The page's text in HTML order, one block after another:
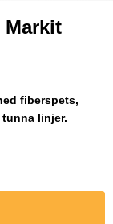
Markit
fiberspets,
linjer.